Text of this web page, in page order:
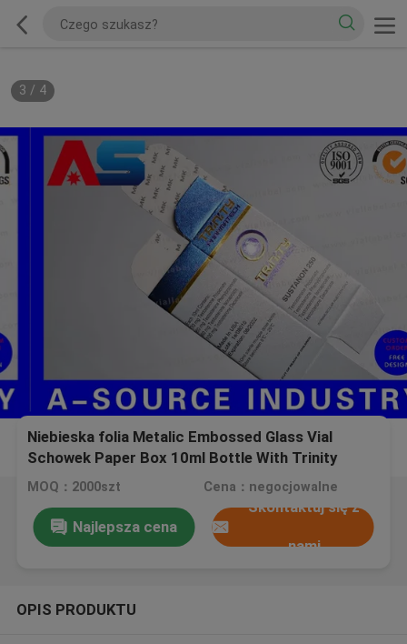
3 / 4
Niebieska folia Metalic Embossed Glass Vial
Schowek Paper Box 10ml Bottle With Trinity
Pharmatech Design
MOQ：2000szt Cena：negocjowalne
Najlepsza cena
Skontaktuj się z
nami
OPIS PRODUKTU